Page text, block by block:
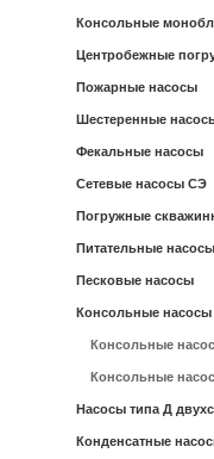
Консольные
Центробежные
Пожарные насосы
Шестеренные
Фекальные насосы
Сетевые насосы СЭ
Погружные
Питательные
Песковые насосы
Консольные насосы
Консольные
Консольные
Насосы типа Д
Конденсатные